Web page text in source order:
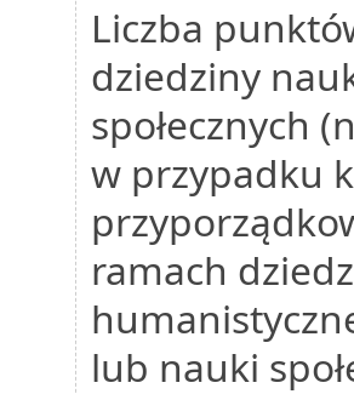
Liczba
dziedziny
społecznych
w przypadku
ramach
lub nauki